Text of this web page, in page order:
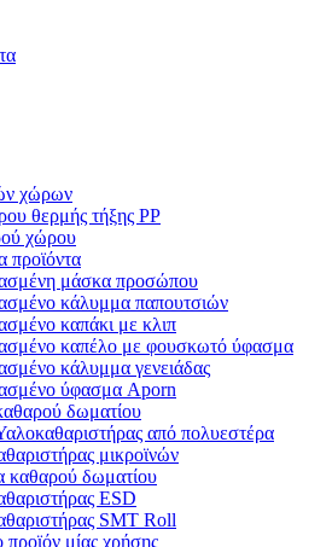
χώρων
θερμής τήξης PP
χώρου
μάσκα προσώπου
κάλυμμα παπουτσιών
καπάκι με κλιπ
καπέλο με φουσκωτό ύφασμα
κάλυμμα γενειάδας
ύφασμα Aporn
δωματίου
από πολυεστέρα
μικροϊνών
καθαρού δωματίου
ESD
SMT Roll
μίας χρήσης